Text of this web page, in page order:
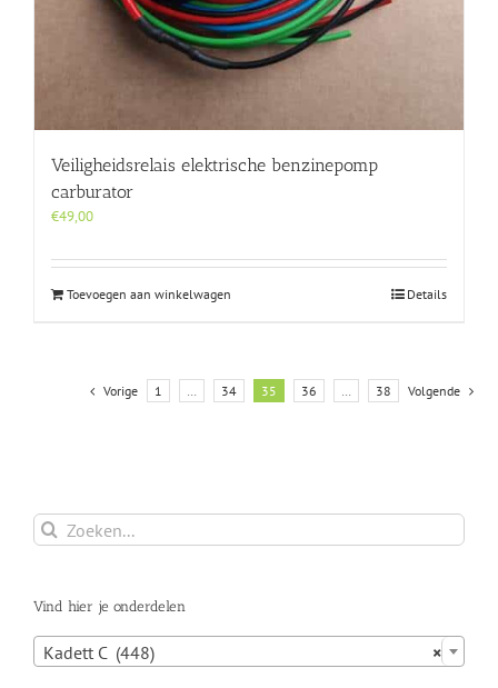
Veiligheidsrelais elektrische benzinepomp
carburator
€49,00
Toevoegen aan winkelwagen Details
Vorige 1 … 34 35 36 … 38 Volgende
Zoeken
naar:
Vind hier je onderdelen
×
Kadett C (448)